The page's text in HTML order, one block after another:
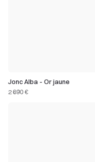
Jonc Alba - Or jaune
2 690 €